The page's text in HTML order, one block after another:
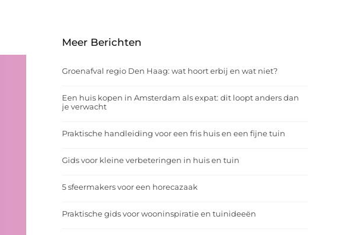
Meer Berichten
Groenafval regio Den Haag: wat hoort erbij en wat niet?
Een huis kopen in Amsterdam als expat: dit loopt anders dan
je verwacht
Praktische handleiding voor een fris huis en een fijne tuin
Gids voor kleine verbeteringen in huis en tuin
5 sfeermakers voor een horecazaak
Praktische gids voor wooninspiratie en tuinideeën